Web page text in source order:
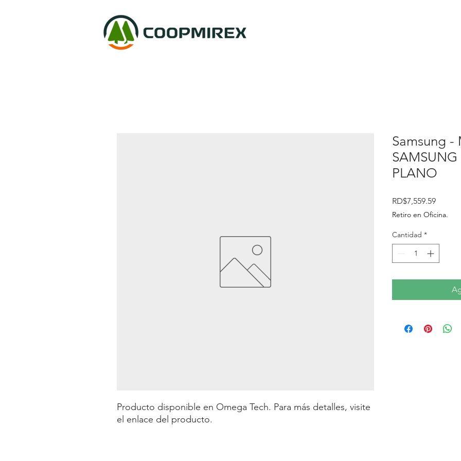
Producto disponible en Omega Tech. Para más detalles, visite
el enlace del producto.
Samsung -
PLANO
RD$7,559.59Precio
Retiro en Oficina.
Cantidad *